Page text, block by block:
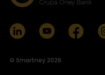
© Smartney 2026